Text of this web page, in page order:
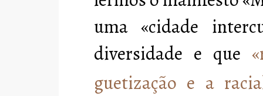
uma «cidade
diversidade e que «
guetização e a